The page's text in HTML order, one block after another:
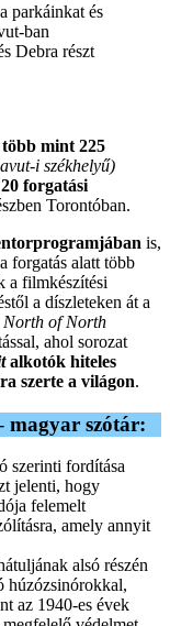
parkáinkat és
ban
Debra részt
mint 225
i székhelyű)
forgatási
Torontóban.
is,
forgatás alatt több
a filmkészítési
a díszleteken át a
North of North
ahol sorozat
alkotók hiteles
szerte a világon.
magyar szótár:
szerinti fordítása
jelenti, hogy
felemelt
amely annyit
alsó részén
húzózsinórokkal,
az 1940-es évek